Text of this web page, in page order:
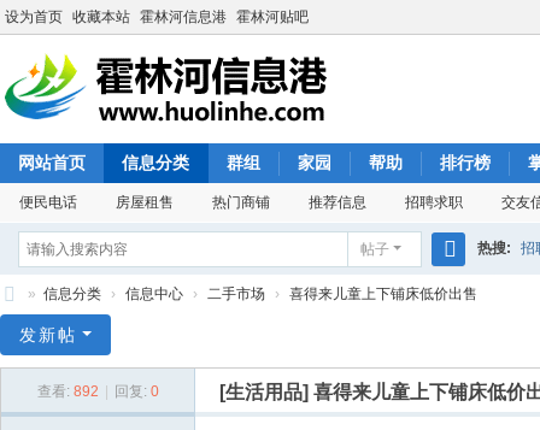
设为首页 收藏本站 霍林河信息港 霍林河贴吧
网站首页 信息分类 群组 家园 帮助 排行榜
便民电话 房屋租售 热门商铺 推荐信息 招聘求职 交友
帖子
搜
热搜: 招
林
» 信息分类 › 信息中心 › 二手市场 › 喜得来儿童上下铺床低价出售
发新帖
查看: 892 回复: 0 [生活用品] 喜得来儿童上下铺床低价